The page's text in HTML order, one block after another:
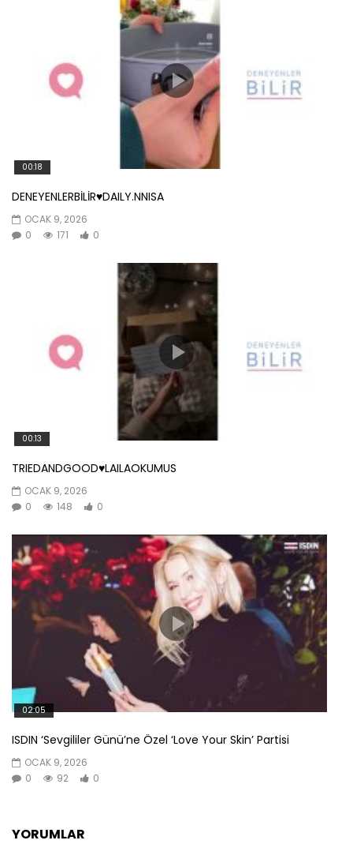
00:18
DENEYENLERBİLİR♥️DAILY.NNISA
OCAK 9, 2026
0
171 0
00:13
TRIEDANDGOOD♥️LAILAOKUMUS
OCAK 9, 2026
0
148 0
02:05
ISDIN ‘Sevgililer Günü’ne Özel ‘Love Your Skin’ Partisi
OCAK 9, 2026
0
92 0
YORUMLAR